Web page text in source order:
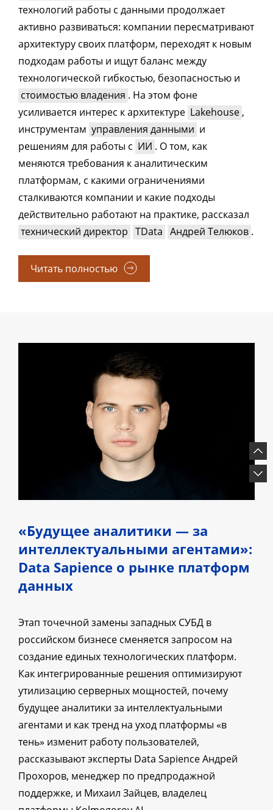
технологий работы с данными продолжает
активно развиваться: компании пересматривают
архитектуру своих платформ, переходят к новым
подходам работы и ищут баланс между
технологической гибкостью, безопасностью и
стоимостью владения . На этом фоне
усиливается интерес к архитектуре Lakehouse ,
инструментам управления данными и
решениям для работы с ИИ . О том, как
меняются требования к аналитическим
платформам, с какими ограничениями
сталкиваются компании и какие подходы
действительно работают на практике, рассказал
технический директор TData Андрей Телюков .
Читать полностью
«Будущее аналитики — за
интеллектуальными агентами»:
Data Sapience о рынке платформ
данных
Этап точечной замены западных СУБД в
российском бизнесе сменяется запросом на
создание единых технологических платформ.
Как интегрированные решения оптимизируют
утилизацию серверных мощностей, почему
будущее аналитики за интеллектуальными
агентами и как тренд на уход платформы «в
тень» изменит работу пользователей,
рассказывают эксперты Data Sapience Андрей
Прохоров, менеджер по предпродажной
поддержке, и Михаил Зайцев, владелец